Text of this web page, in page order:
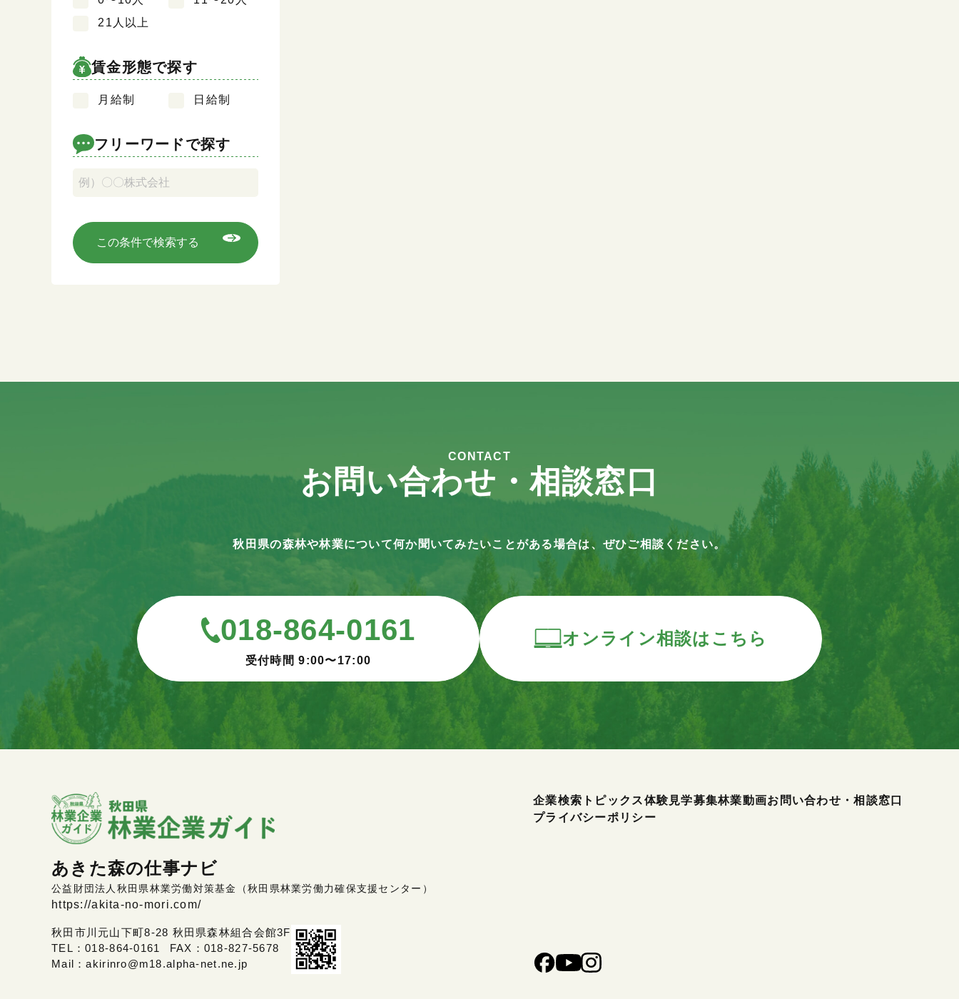
21人以上
賃金形態で探す
月給制 日給制
フリーワードで探す
キーワード検索
この条件で検索する
CONTACT
お問い合わせ・相談窓口
秋田県の森林や林業について何か聞いてみたいことがある場合は、ぜひご相談ください。
018-864-0161
受付時間 9:00〜17:00
オンライン相談はこちら
あきた森の仕事ナビ
公益財団法人秋田県林業労働対策基金（秋田県林業労働力確保支援センター）
https://akita-no-mori.com/
秋田市川元山下町8-28 秋田県森林組合会館3F
TEL：018-864-0161
FAX：018-827-5678
Mail：akirinro@m18.alpha-net.ne.jp
企業検索 トピックス体験見学募集林業動画お問い合わせ・相談窓口
プライバシーポリシー